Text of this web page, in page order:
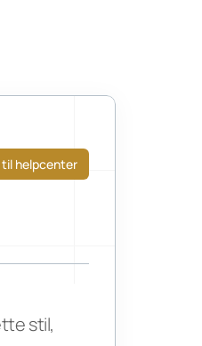
helpcenter
stil,